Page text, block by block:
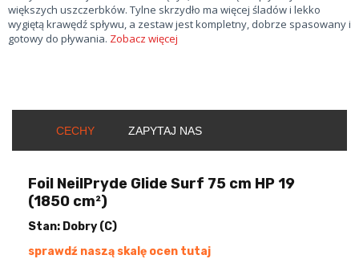
większych uszczerbków. Tylne skrzydło ma więcej śladów i lekko
wygiętą krawędź spływu, a zestaw jest kompletny, dobrze spasowany i
gotowy do pływania. Zobacz więcej
CECHY ZAPYTAJ NAS
Foil NeilPryde Glide Surf 75 cm HP 19
(1850 cm²)
Stan: Dobry (C)
sprawdź naszą skalę ocen tutaj